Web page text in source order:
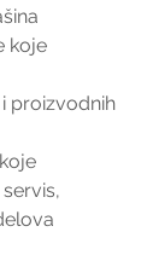
koje
proizvodnih